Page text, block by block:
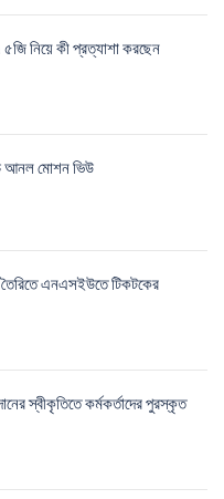
নিয়ে কী প্রত্যাশা করছেন
আনল মোশন ভিউ
তৈরিতে এনএসইউতে টিকটকের
স্বীকৃতিতে কর্মকর্তাদের পুরস্কৃত